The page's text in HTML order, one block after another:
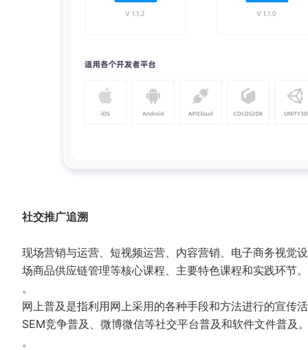
社交推广追溯
现场营销与运营、短视频运营、内容营销、电子商务视觉
场商品供应链管理等核心课程、主要特色课程和实践环节。
。
网上普及是指利用网上采用的各种手段和方法进行的宣传
SEM竞争普及、微博微信等社交平台普及和软件文件普及
。